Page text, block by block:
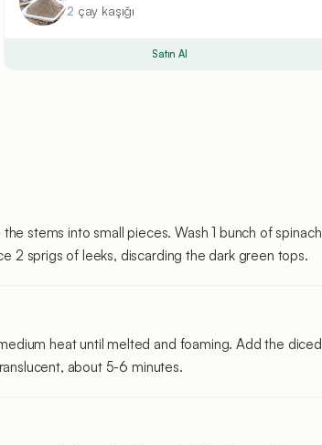
2 çay kaşığı
Satın Al
stems into small pieces. Wash 1 bunch of spinach
2 sprigs of leeks, discarding the dark green tops.
heat until melted and foaming. Add the diced
about 5-6 minutes.